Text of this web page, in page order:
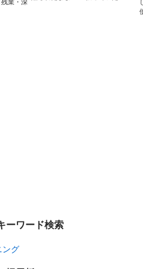
業・深
ーワード検索
ング